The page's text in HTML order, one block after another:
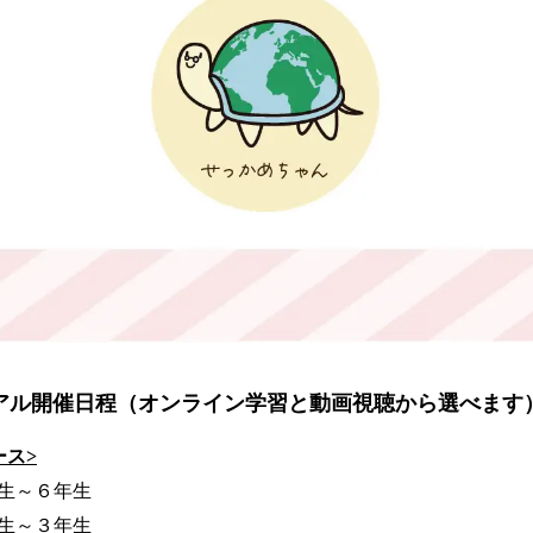
ル開催日程 （オンライン学習と動画視聴から選べます
ス>
～６年生
年生